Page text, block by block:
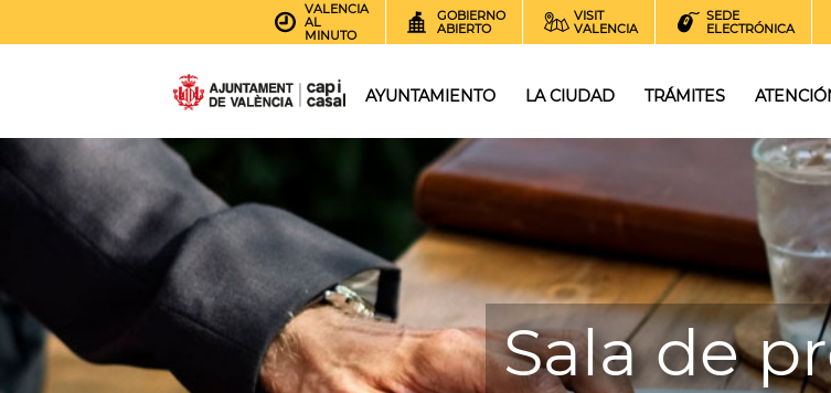
VALENCIA
AL
MINUTO
GOBIERNO
ABIERTO
VISIT
VALENCIA
SEDE
ELECTRÓNICA
AYUNTAMIENTO LA CIUDAD TRÁMITES
Sala de